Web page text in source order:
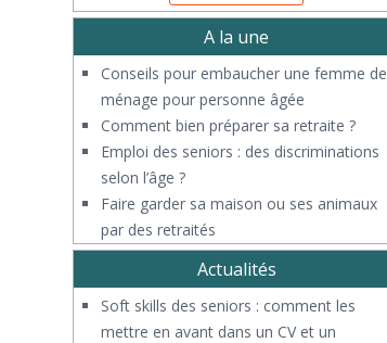
A la une
Conseils pour embaucher une femme de
ménage pour personne âgée
Comment bien préparer sa retraite ?
Emploi des seniors : des discriminations
selon l’âge ?
Faire garder sa maison ou ses animaux
par des retraités
Actualités
Soft skills des seniors : comment les
mettre en avant dans un CV et un